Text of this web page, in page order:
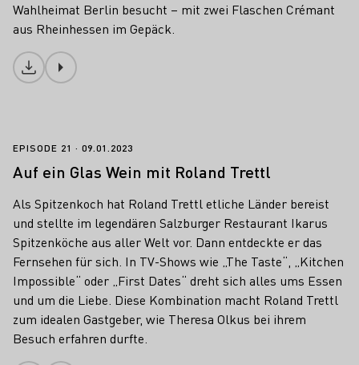
Wahlheimat Berlin besucht – mit zwei Flaschen Crémant
aus Rheinhessen im Gepäck.
Download
Auf ein Glas Wein mit Roland Trettl
EPISODE 21 09.01.2023
Auf ein Glas Wein mit Roland Trettl
Als Spitzenkoch hat Roland Trettl etliche Länder bereist
und stellte im legendären Salzburger Restaurant Ikarus
Spitzenköche aus aller Welt vor. Dann entdeckte er das
Fernsehen für sich. In TV-Shows wie „The Taste“, „Kitchen
Impossible“ oder „First Dates“ dreht sich alles ums Essen
und um die Liebe. Diese Kombination macht Roland Trettl
zum idealen Gastgeber, wie Theresa Olkus bei ihrem
Besuch erfahren durfte.